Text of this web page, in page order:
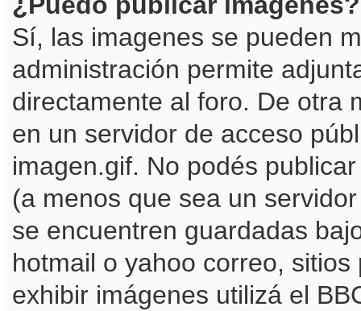
Sí, las imagenes se pueden
administración permite
directamente al foro. De otra
en un servidor de acceso
imagen.gif. No podés
(a menos que sea un
se encuentren guardadas
hotmail o yahoo correo,
exhibir imágenes utilizá el